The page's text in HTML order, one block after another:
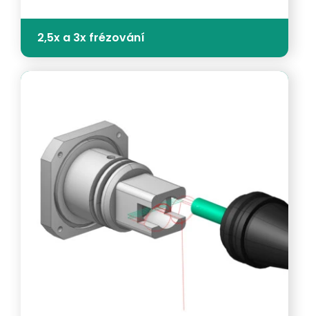
2,5x a 3x frézování